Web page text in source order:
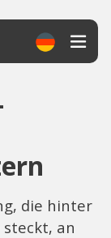
die hinter
an